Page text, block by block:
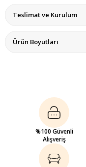
Teslimat ve Kurulum
Ürün Boyutları
%100 Güvenli
Alışveriş